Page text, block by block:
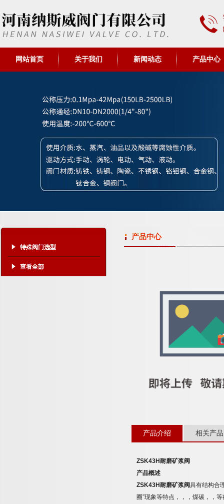
网站首页 关于我们 新闻动态 产品中心
特殊阀门选型
查看全部
产品中心
产品介绍 相关产品
ZSK43H耐磨矿浆阀
产品概述
ZSK43H耐磨矿浆阀具有结构合
圈”现象等特点，，，煤碳，，